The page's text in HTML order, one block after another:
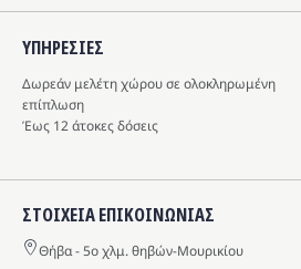
ΥΠΗΡΕΣIΕΣ
Δωρεάν μελέτη χώρου σε ολοκληρωμένη
επίπλωση
Έως 12 άτοκες δόσεις
ΣΤΟΙΧΕΙΑ ΕΠΙΚΟΙΝΩΝΙΑΣ
Θήβα - 5o χλμ. θηβών-Μουρικίου